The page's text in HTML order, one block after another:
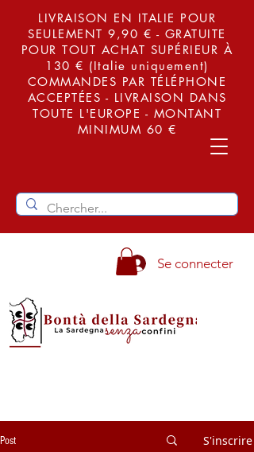
LIVRAISON EN ITALIE POUR
SEULEMENT 9,90 € - GRATUITE
POUR TOUT ACHAT SUPÉRIEUR À
130 € (Italie uniquement)
COMMANDES PAR TÉLÉPHONE
ACCEPTÉES - LIVRAISON DANS
TOUTE L'EUROPE - MONTANT
MINIMUM 60 €
Se connecter
Post S'inscrire